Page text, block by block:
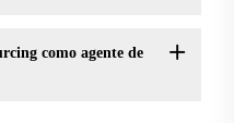
como agente de